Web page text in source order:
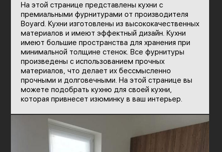
На этой странице представлены кухни с
премиальными фурнитурами от производителя
Boyard. Кухни изготовлены из высококачественных
материалов и имеют эффектный дизайн. Кухни
имеют большие пространства для хранения при
минимальной толщине стенок. Все фурнитуры
произведены с использованием прочных
материалов, что делает их бессмысленно
прочными и долговечными. На этой странице вы
можете подобрать кухню для своей кухни,
которая привнесет изюминку в ваш интерьер.